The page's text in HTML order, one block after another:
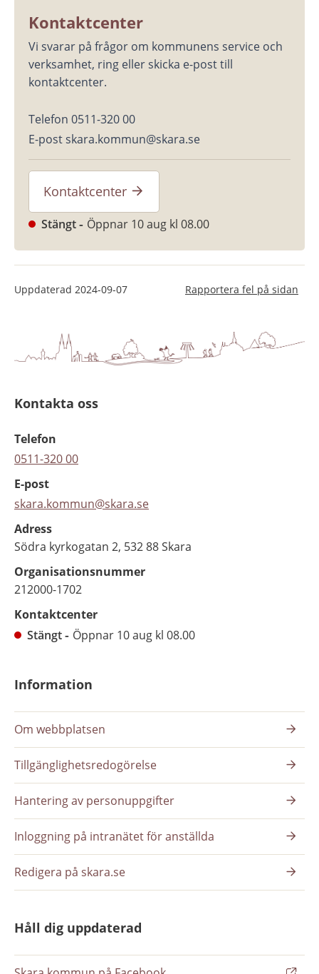
Kontaktcenter
Vi svarar på frågor om kommunens service och
verksamhet, ring eller skicka e-post till
kontaktcenter.
Telefon 0511-320 00
E-post skara.kommun@skara.se
Kontaktcenter
Stängt Öppnar 10 aug kl 08.00
Uppdaterad 2024-09-07 Rapportera fel på sidan
Kontakta oss
Telefon
0511-320 00
E-post
skara.kommun@skara.se
Adress
Södra kyrkogatan 2, 532 88 Skara
Organisationsnummer
212000-1702
Kontaktcenter
Stängt
Öppnar 10 aug kl 08.00
Information
Om webbplatsen
Tillgänglighetsredogörelse
Hantering av personuppgifter
Inloggning på intranätet för anställda
Redigera på skara.se
Håll dig uppdaterad